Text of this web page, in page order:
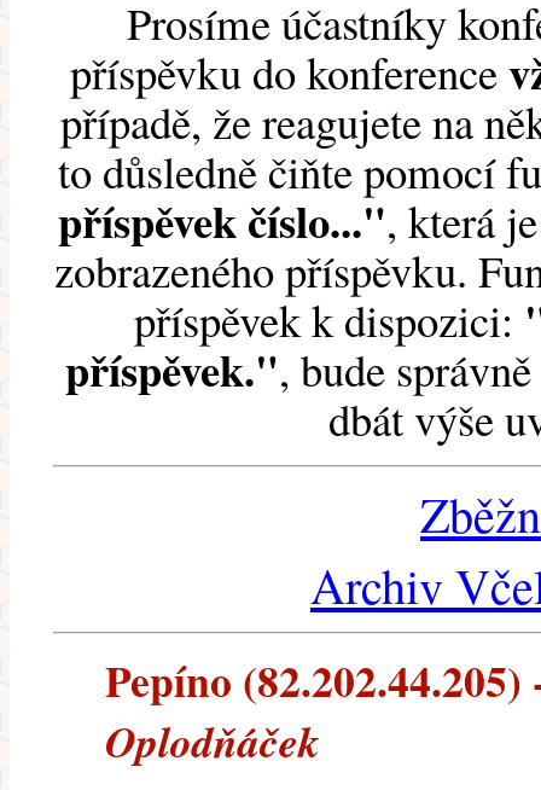
Prosíme účastníky
příspěvku do konference
případě, že reagujete na
to důsledně čiňte pomocí
příspěvek číslo...", která
zobrazeného příspěvku.
příspěvek k dispozici:
příspěvek.", bude
dbát výše
Archiv
Pepíno (82.202.44.205)
Oplodňáček